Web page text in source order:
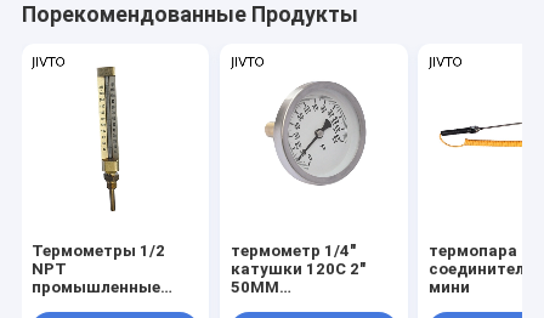
Порекомендованные Продукты
Термометры 1/2
NPT
промышленные
термометр 1/4"
катушки 120C 2"
50MM
термопара
соединителя
мини